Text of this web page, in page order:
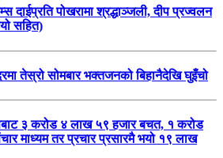
दाईप्रति पोखरामा श्रद्धाञ्जली, दीप प्रज्वलन
सहित)
तेस्रो सोमबार भक्तजनको बिहानैदेखि घुइँचो
३ करोड ४ लाख ५९ हजार बचत, १ करोड
माध्यम तर प्रचार प्रसारमै भयो १९ लाख